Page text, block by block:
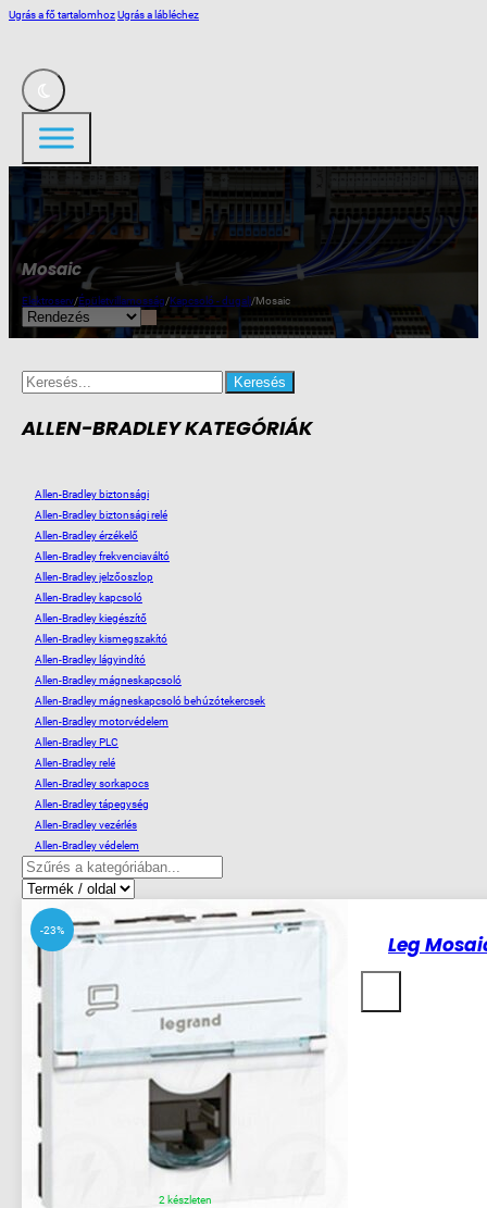
Ugrás a fő tartalomhozUgrás a lábléchez
Mosaic
Elektroserv/Épületvillamosság/Kapcsoló - dugalj/Mosaic
Search
for:
ALLEN-BRADLEY KATEGÓRIÁK
Allen-Bradley biztonsági
Allen-Bradley biztonsági relé
Allen-Bradley érzékelő
Allen-Bradley frekvenciaváltó
Allen-Bradley jelzőoszlop
Allen-Bradley kapcsoló
Allen-Bradley kiegészítő
Allen-Bradley kismegszakító
Allen-Bradley lágyindító
Allen-Bradley mágneskapcsoló
Allen-Bradley mágneskapcsoló behúzótekercsek
Allen-Bradley motorvédelem
Allen-Bradley PLC
Allen-Bradley relé
Allen-Bradley sorkapocs
Allen-Bradley tápegység
Allen-Bradley vezérlés
Allen-Bradley védelem
2 készleten
-23%
Leg